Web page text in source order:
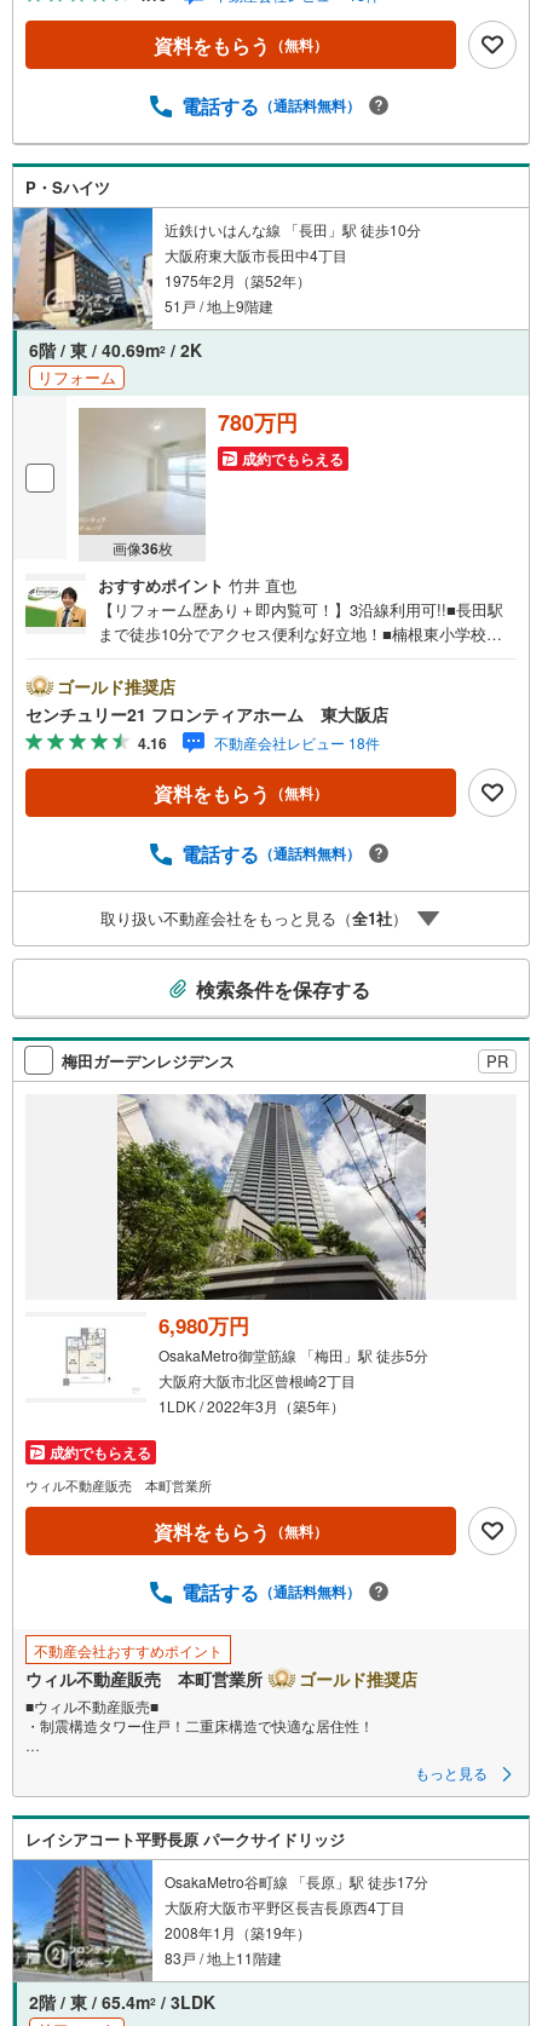
徒歩約11分・楠根中学校まで徒歩約18分 弊社が選ばれる理
由 1.お金の扱い方のプロ、ファイナンシャルプランナーが
資金計画をサポート！2.買い替えなどにも対応できる売却
最も低金利になるように審査が可能！4.物件のお引渡し後
ンナーがご提案！5.定期的にご連絡を繋ぎ、有事の際に迅
速にサポートいたします弊社は専門家同士が連携をとって
いるため、より多くの知見がございます。お気軽にお問合
せください！
資料をもらう （無料）
電話する （通話料無料）
P・Sハイツ
近鉄けいはんな線 「長田」駅 徒歩10分
大阪府東大阪市長田中4丁目
1975年2月（築52年）
51戸 / 地上9階建
6階 / 東 / 40.69m2 / 2K
リフォーム
画像36枚
780万円
成約でもらえる
おすすめポイント 竹井 直也
【リフォーム歴あり＋即内覧可！】3沿線利用可!!■長田駅
まで徒歩10分でアクセス便利な好立地！■楠根東小学校ま
ンビニが徒歩10分圏内にあり日常生活のお買い物に助かり
ますね 特徴・長田北公園まで徒歩11分で子育て世代のファ
ミリーにもおススメです！・全居室収納がありお部屋もス
ッキリ片付きますね。・空家につきゆっくりとご内覧いた
だけます！ 立地・東大阪市立楠根東小学校まで徒歩約7
分・東大阪市楠根中学校まで徒歩約13分 弊社が選ばれる理
資金計画をサポート！2.買い替えなどにも対応できる売却
に必要になったお家のリフォームも弊社のリフォームプラ
ンナーがご提案！弊社は専門家同士が連携をとっているた
ゴールド推奨店
センチュリー21 フロンティアホーム 東大阪店
4.16 不動産会社レビュー 18件
資料をもらう （無料）
電話する （通話料無料）
取り扱い不動産会社をもっと見る（全1社）
検
索
条
イ
ペ
ジ
存
す
検索条件を保存する
梅田ガーデンレジデンス PR
6,980万円
OsakaMetro御堂筋線 「梅田」駅 徒歩5分
大阪府大阪市北区曾根崎2丁目
1LDK / 2022年3月（築5年）
成約でもらえる
ウィル不動産販売 本町営業所
資料をもらう （無料）
電話する （通話料無料）
不動産会社おすすめポイント
ウィル不動産販売 本町営業所 ゴールド推奨店
■ウィル不動産販売■
・制震構造タワー住戸！二重床構造で快適な居住性！
■『曽根崎お初天神通り商店街』徒歩3分で生活至便！
■周辺は買い物施設充実！
・ショッピングモール「イーマ」まで徒歩6分！
・「阪神ドラッグ 梅田地下店」まで徒歩3分！
・「セブンイレブン 大阪曽根崎2丁目店」まで徒歩2分！
■2022年3月築の築浅レジデンス！
■共用施設充実！
■11階部分！
■自由に間取りを変えられる1LDK！
もっと見る
レイシアコート平野長原 パークサイドリッジ
OsakaMetro谷町線 「長原」駅 徒歩17分
大阪府大阪市平野区長吉長原西4丁目
2008年1月（築19年）
83戸 / 地上11階建
2階 / 東 / 65.4m2 / 3LDK